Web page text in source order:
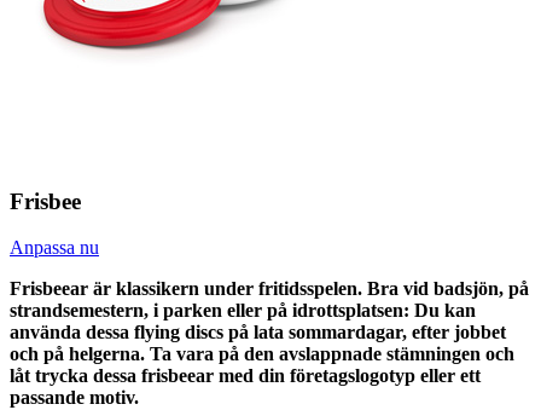
Frisbee
Anpassa nu
Frisbeear är klassikern under fritidsspelen. Bra vid badsjön, på
strandsemestern, i parken eller på idrottsplatsen: Du kan
använda dessa flying discs på lata sommardagar, efter jobbet
och på helgerna. Ta vara på den avslappnade stämningen och
låt trycka dessa frisbeear med din företagslogotyp eller ett
passande motiv.